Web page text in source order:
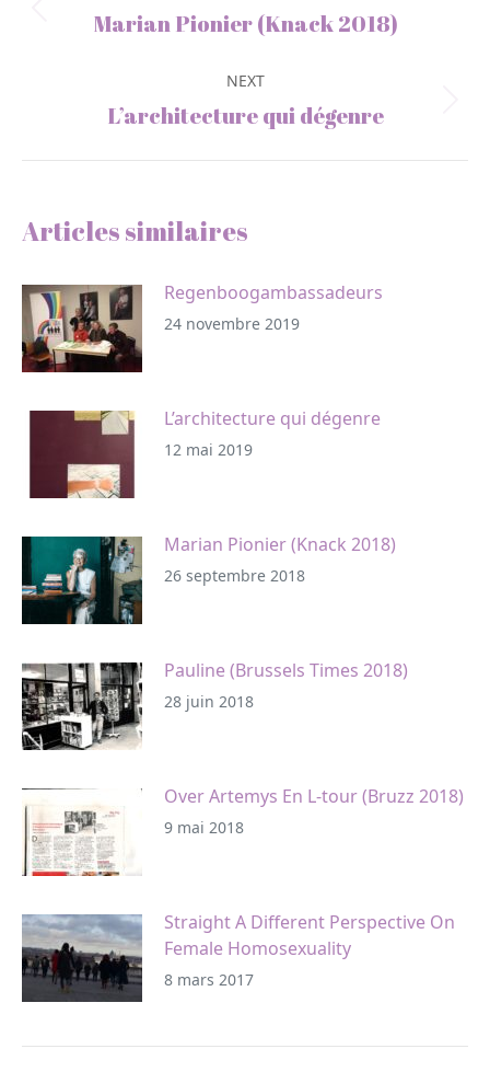
Previous
Marian Pionier (Knack 2018)
NEXT
Next
post:
L’architecture qui dégenre
Articles similaires
Regenboogambassadeurs
24 novembre 2019
L’architecture qui dégenre
12 mai 2019
Marian Pionier (Knack 2018)
26 septembre 2018
Pauline (Brussels Times 2018)
28 juin 2018
Over Artemys En L-tour (Bruzz 2018)
9 mai 2018
Straight A Different Perspective On
Female Homosexuality
8 mars 2017